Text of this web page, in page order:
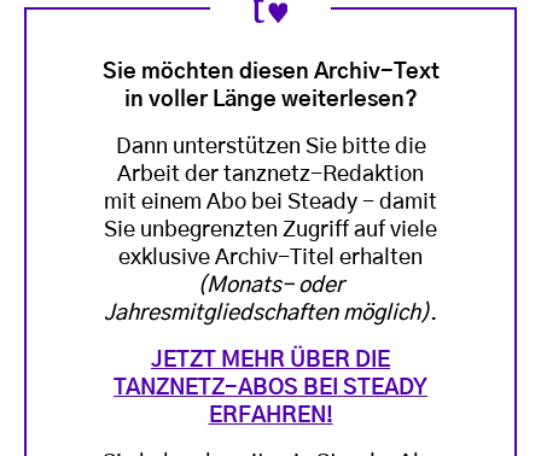
Sie möchten diesen Archiv-Text
in voller Länge weiterlesen?
Dann unterstützen Sie bitte die
Arbeit der tanznetz-Redaktion
mit einem Abo bei Steady - damit
Sie unbegrenzten Zugriff auf viele
exklusive Archiv-Titel erhalten
(Monats- oder
Jahresmitgliedschaften möglich).
JETZT MEHR ÜBER DIE
TANZNETZ-ABOS BEI STEADY
ERFAHREN!